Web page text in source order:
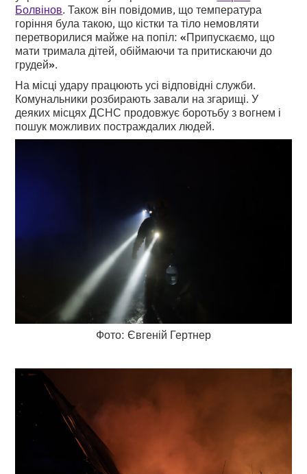
Болвінов. Також він повідомив, що температура
горіння була такою, що кістки та тіло немовляти
перетворилися майже на попіл:«Припускаємо, що
мати тримала дітей, обіймаючи та притискаючи до
грудей».
На місці удару працюють усі відповідні служби.
Комунальники розбирають завали на згарищі. У
деяких місцях ДСНС продовжує боротьбу з вогнем і
пошук можливих постраждалих людей.
Фото: Євгеній Гертнер